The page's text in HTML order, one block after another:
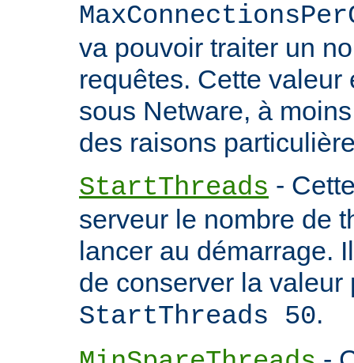
va pouvoir traiter un
requêtes. Cette valeur
sous Netware, à
des raisons
StartThreads -
serveur le nombre de
lancer au démarrage.
de conserver la valeur
StartThreads 50.